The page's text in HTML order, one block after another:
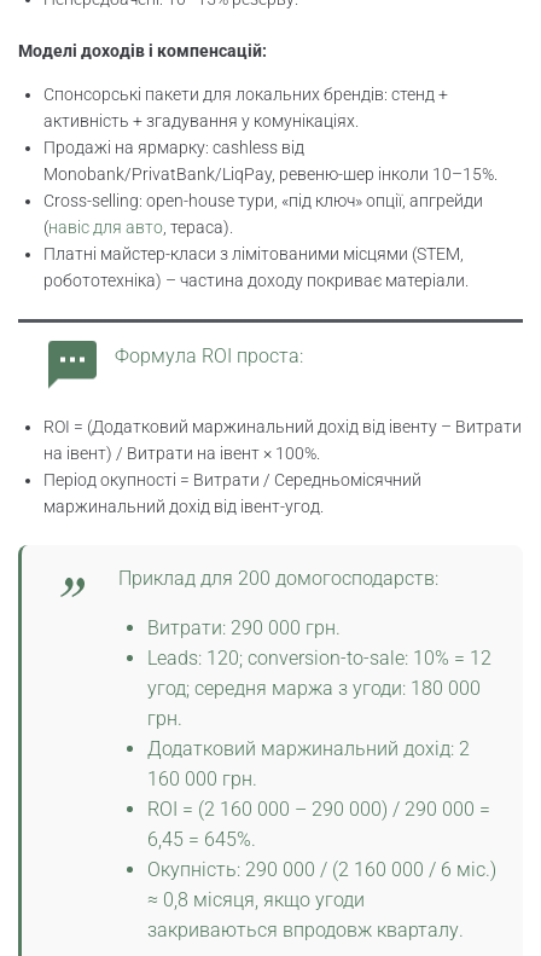
Моделі доходів і компенсацій:
Спонсорські пакети для локальних брендів: стенд +
активність + згадування у комунікаціях.
Продажі на ярмарку: cashless від
Monobank/PrivatBank/LiqPay, ревеню-шер інколи 10–15%.
Cross-selling: open-house тури, «під ключ» опції, апгрейди
(навіс для авто, тераса).
Платні майстер-класи з лімітованими місцями (STEM,
робототехніка) – частина доходу покриває матеріали.
Формула ROI проста:
ROI = (Додатковий маржинальний дохід від івенту – Витрати
на івент) / Витрати на івент × 100%.
Період окупності = Витрати / Середньомісячний
маржинальний дохід від івент-угод.
Приклад для 200 домогосподарств:
Витрати: 290 000 грн.
Leads: 120; conversion-to-sale: 10% = 12
угод; середня маржа з угоди: 180 000
грн.
Додатковий маржинальний дохід: 2
160 000 грн.
ROI = (2 160 000 – 290 000) / 290 000 =
6,45 = 645%.
Окупність: 290 000 / (2 160 000 / 6 міс.)
≈ 0,8 місяця, якщо угоди
закриваються впродовж кварталу.